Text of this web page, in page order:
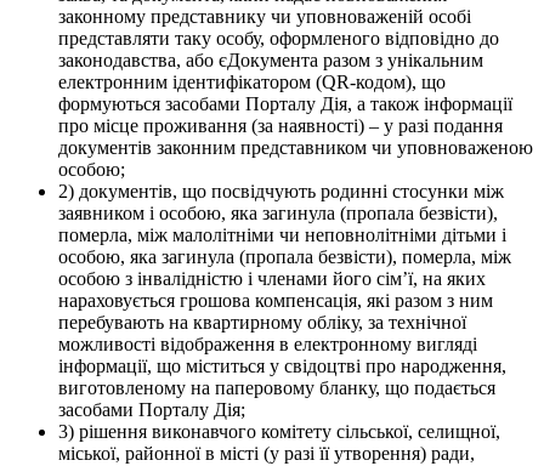
законному представнику чи уповноваженій особі
представляти таку особу, оформленого відповідно до
законодавства, або єДокумента разом з унікальним
електронним ідентифікатором (QR-кодом), що
формуються засобами Порталу Дія, а також інформації
про місце проживання (за наявності) ‒ у разі подання
документів законним представником чи уповноваженою
особою;
2) документів, що посвідчують родинні стосунки між
заявником і особою, яка загинула (пропала безвісти),
померла, між малолітніми чи неповнолітніми дітьми і
особою, яка загинула (пропала безвісти), померла, між
особою з інвалідністю і членами його сім’ї, на яких
нараховується грошова компенсація, які разом з ним
перебувають на квартирному обліку, за технічної
можливості відображення в електронному вигляді
інформації, що міститься у свідоцтві про народження,
виготовленому на паперовому бланку, що подається
засобами Порталу Дія;
3) рішення виконавчого комітету сільської, селищної,
міської, районної в місті (у разі її утворення) ради,